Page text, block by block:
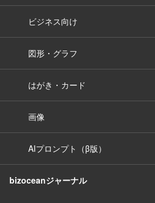
ビジネス向け
図形・グラフ
はがき・カード
画像
AIプロンプト（β版）
bizoceanジャーナル